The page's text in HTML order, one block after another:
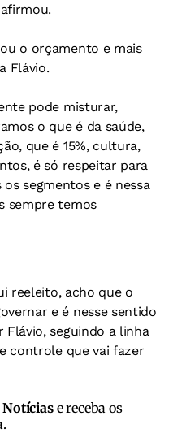
o orçamento e mais
Flávio.
pode misturar,
o que é da saúde,
que é 15%, cultura,
é só respeitar para
segmentos e é nessa
sempre temos
reeleito, acho que o
e é nesse sentido
seguindo a linha
controle que vai fazer
e receba os